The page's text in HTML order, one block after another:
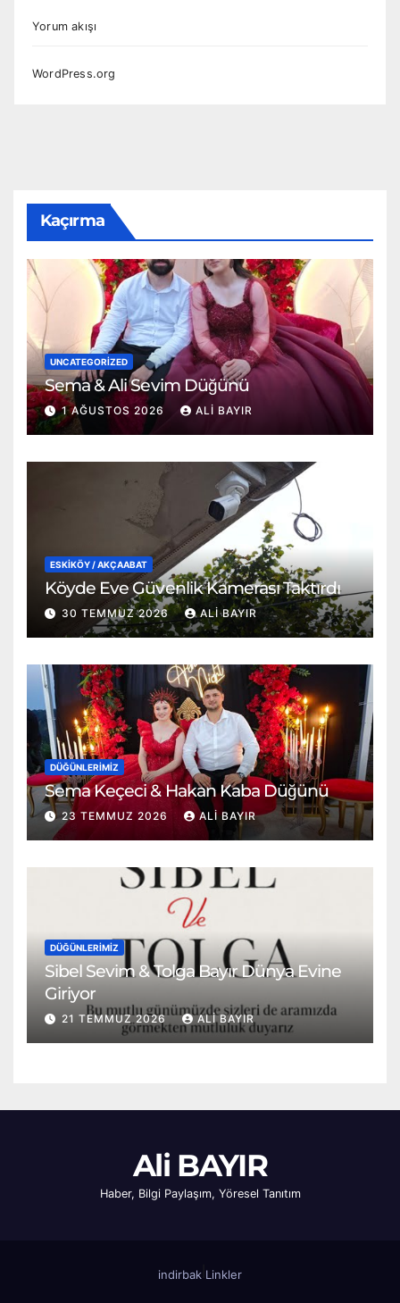
Yorum akışı
WordPress.org
Kaçırma
UNCATEGORIZED
Sema & Ali Sevim Düğünü
1 AĞUSTOS 2026 ALI BAYIR
ESKİKÖY / AKÇAABAT
Köyde Eve Güvenlik Kamerası Taktırdı
30 TEMMUZ 2026 ALI BAYIR
DÜĞÜNLERIMIZ
Sema Keçeci & Hakan Kaba Düğünü
23 TEMMUZ 2026 ALI BAYIR
DÜĞÜNLERIMIZ
Sibel Sevim & Tolga Bayır Dünya Evine
Giriyor
21 TEMMUZ 2026 ALI BAYIR
Ali BAYIR
Haber, Bilgi Paylaşım, Yöresel Tanıtım
indirbak Linkler